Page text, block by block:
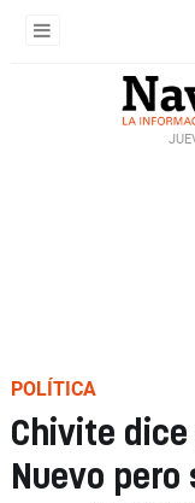
POLÍTICA
Chivite
Nuevo